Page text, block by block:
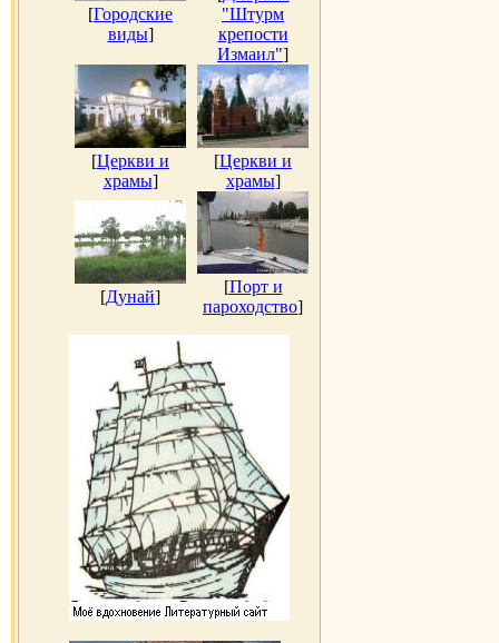
[Городские
виды]
"Штурм
крепости
Измаил"]
[Церкви и
храмы]
[Церкви и
храмы]
[Дунай]
[Порт и
пароходство]